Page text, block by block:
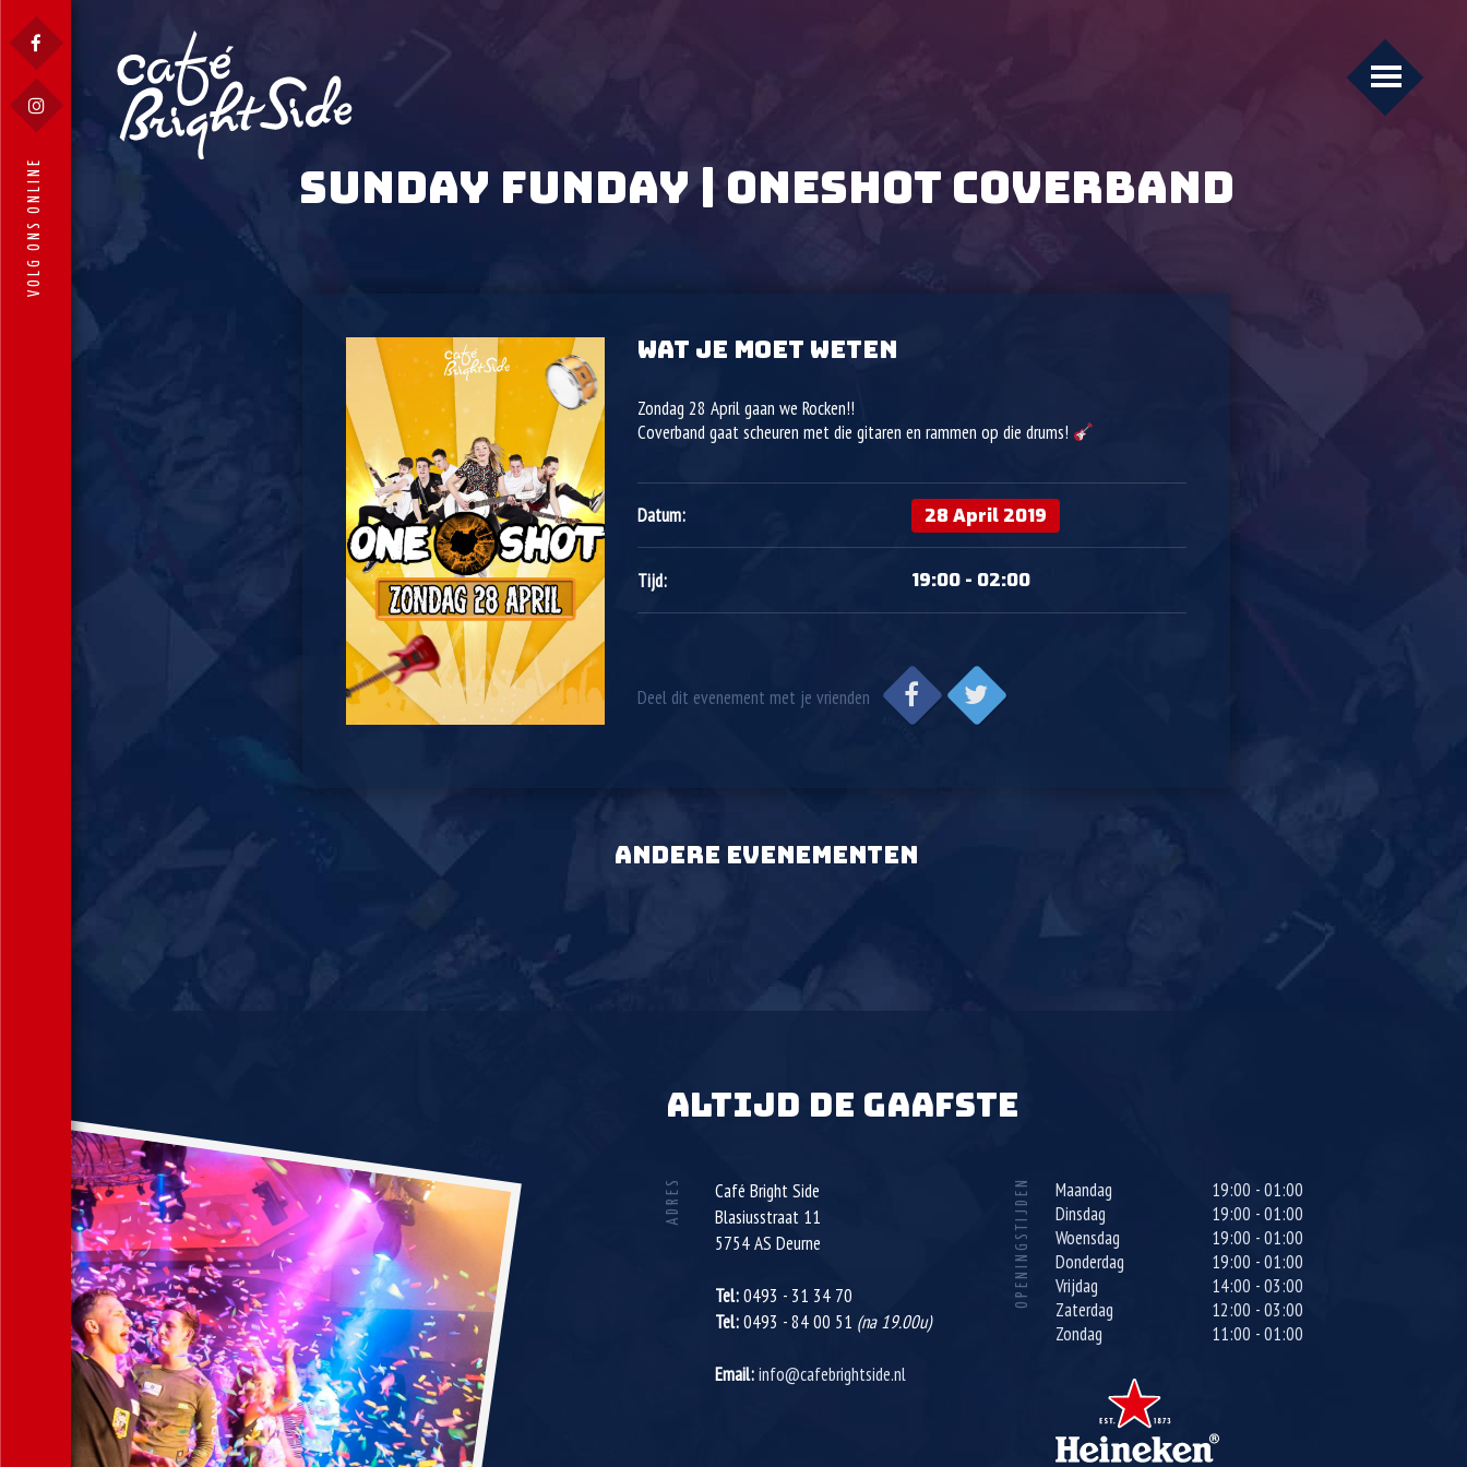
VOLG ONS ONLINE SUNDAY FUNDAY | ONESHOT COVERBAND
WAT JE MOET WETEN
Zondag 28 April gaan we Rocken!!
Coverband gaat scheuren met die gitaren en rammen op die drums!
Datum: 28 April 2019
Tijd: 19:00 - 02:00
Deel dit evenement met je vrienden
ANDERE EVENEMENTEN
ALTIJD DE GAAFSTE
ADRES
Café Bright Side
Blasiusstraat 11
5754 AS Deurne
Tel:0493 - 31 34 70
Tel:0493 - 84 00 51 (na 19.00u)
Email:info@cafebrightside.nl
OPENINGSTIJDEN Maandag
19:00 - 01:00
Dinsdag
19:00 - 01:00
Woensdag
19:00 - 01:00
Donderdag
19:00 - 01:00
Vrijdag
14:00 - 03:00
Zaterdag
12:00 - 03:00
Zondag
11:00 - 01:00